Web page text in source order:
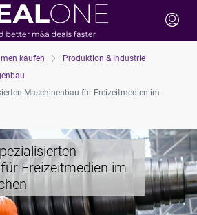
kaufen
Produktion & Industrie
Maschinenbau für Freizeitmedien im
Freizeitmedien im